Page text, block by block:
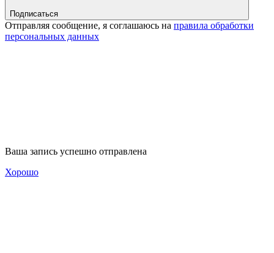
Подписаться
Отправляя сообщение, я соглашаюсь на правила обработки
персональных данных
Ваша запись успешно отправлена
Хорошо